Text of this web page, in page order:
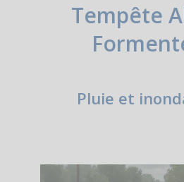
Tempête
Pluie et